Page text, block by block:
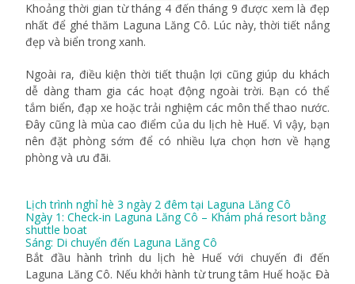
Khoảng thời gian từ tháng 4 đến tháng 9 được xem là đẹp
nhất để ghé thăm Laguna Lăng Cô. Lúc này, thời tiết nắng
đẹp và biển trong xanh.
Ngoài ra, điều kiện thời tiết thuận lợi cũng giúp du khách
dễ dàng tham gia các hoạt động ngoài trời. Bạn có thể
tắm biển, đạp xe hoặc trải nghiệm các môn thể thao nước.
Đây cũng là mùa cao điểm của du lịch hè Huế. Vì vậy, bạn
nên đặt phòng sớm để có nhiều lựa chọn hơn về hạng
phòng và ưu đãi.
Lịch trình nghỉ hè 3 ngày 2 đêm tại Laguna Lăng Cô
Ngày 1: Check-in Laguna Lăng Cô – Khám phá resort bằng
shuttle boat
Sáng: Di chuyển đến Laguna Lăng Cô
Bắt đầu hành trình du lịch hè Huế với chuyến đi đến
Laguna Lăng Cô. Nếu khởi hành từ trung tâm Huế hoặc Đà